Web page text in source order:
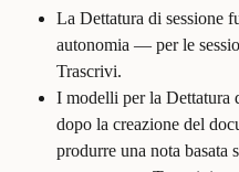
La Dettatura di sessione
autonomia — per le
Trascrivi.
I modelli per la Dettatura
dopo la creazione del
produrre una nota basata